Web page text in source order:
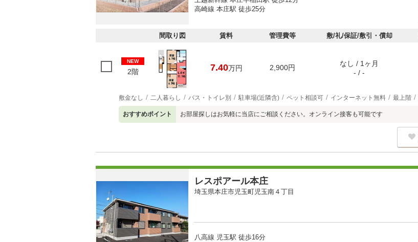
高崎線 本庄駅 徒歩25分
間取り図 賃料 管理費等 敷/礼/保証/敷引・償却
NEW
2階 7.40万円 2,900円
なし / 1ヶ月
- / -
敷金なし 二人暮らし バス・トイレ別 駐車場(近隣含) ペット相談可 インターネット無料 最上階
おすすめポイント お部屋探しはお気軽に当店にご相談ください。オンライン接客も可能です
レスポアール本庄
埼玉県本庄市児玉町児玉南４丁目
八高線 児玉駅 徒歩16分